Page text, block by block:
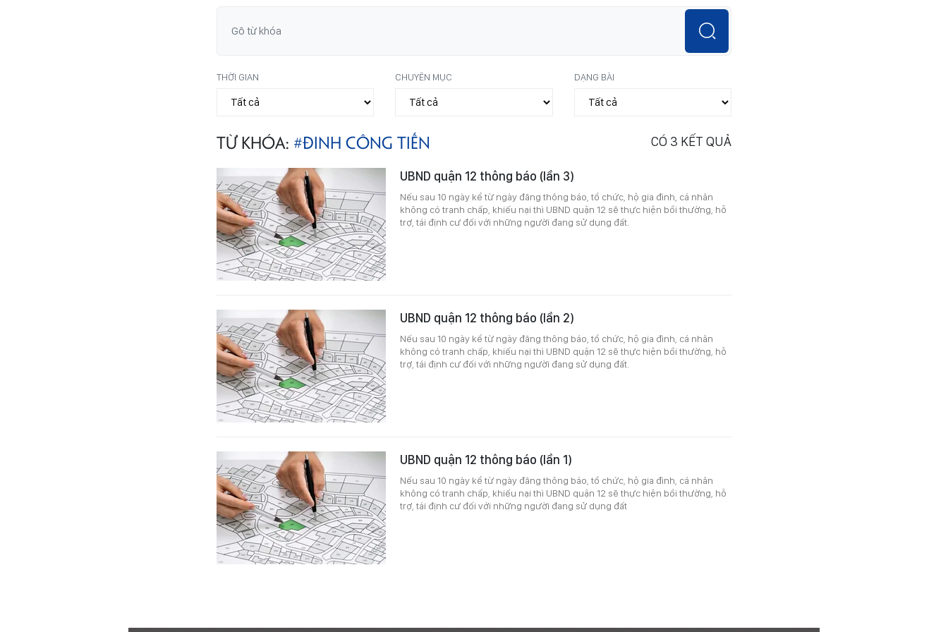
THỜI GIAN CHUYÊN MỤC DẠNG BÀI
TỪ KHÓA: #ĐINH CÔNG TIẾN CÓ 3 KẾT QUẢ
UBND quận 12 thông báo (lần 3)
Nếu sau 10 ngày kể từ ngày đăng thông báo, tổ chức, hộ gia đình, cá nhân
không có tranh chấp, khiếu nại thì UBND quận 12 sẽ thực hiện bồi thường, hỗ
trợ, tái định cư đối với những người đang sử dụng đất.
UBND quận 12 thông báo (lần 2)
Nếu sau 10 ngày kể từ ngày đăng thông báo, tổ chức, hộ gia đình, cá nhân
không có tranh chấp, khiếu nại thì UBND quận 12 sẽ thực hiện bồi thường, hỗ
trợ, tái định cư đối với những người đang sử dụng đất.
UBND quận 12 thông báo (lần 1)
Nếu sau 10 ngày kể từ ngày đăng thông báo, tổ chức, hộ gia đình, cá nhân
không có tranh chấp, khiếu nại thì UBND quận 12 sẽ thực hiện bồi thường, hỗ
trợ, tái định cư đối với những người đang sử dụng đất